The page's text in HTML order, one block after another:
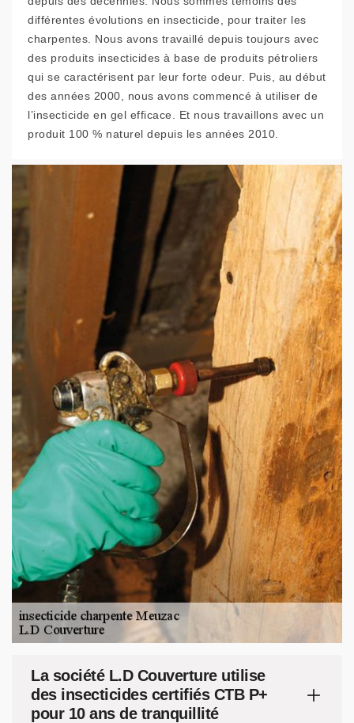
différentes évolutions en insecticide, pour traiter les
charpentes. Nous avons travaillé depuis toujours avec
des produits insecticides à base de produits pétroliers
qui se caractérisent par leur forte odeur. Puis, au début
des années 2000, nous avons commencé à utiliser de
l’insecticide en gel efficace. Et nous travaillons avec un
produit 100 % naturel depuis les années 2010.
La société L.D Couverture utilise
des insecticides certifiés CTB P+
pour 10 ans de tranquillité